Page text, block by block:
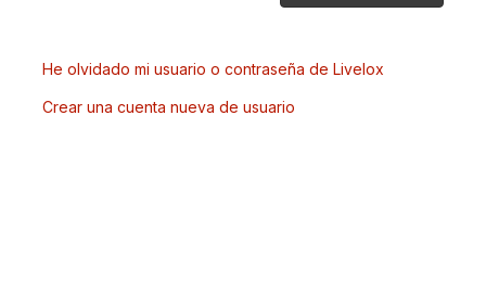
He olvidado mi usuario o contraseña de Livelox
Crear una cuenta nueva de usuario